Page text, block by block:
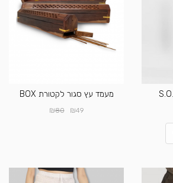
מעמד עץ סגור לקטורת BOX
₪49
₪80